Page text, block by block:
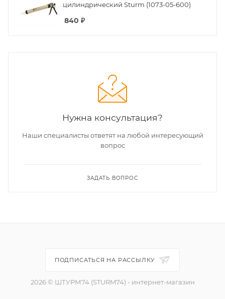
цилиндрический Sturm (1073-05-600)
840 ₽
Нужна консультация?
Наши специалисты ответят на любой интересующий
вопрос
ЗАДАТЬ ВОПРОС
ПОДПИСАТЬСЯ НА РАССЫЛКУ
2026 © ШТУРМ74 (STURM74) - интернет-магазин